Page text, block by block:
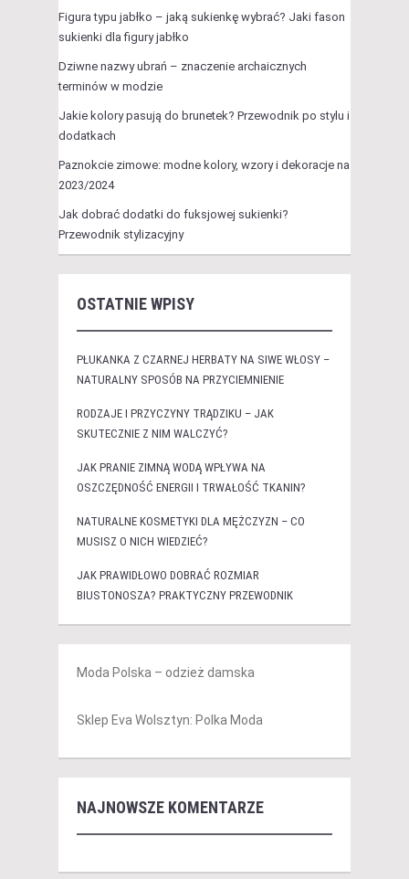
Figura typu jabłko – jaką sukienkę wybrać? Jaki fason
sukienki dla figury jabłko
Dziwne nazwy ubrań – znaczenie archaicznych
terminów w modzie
Jakie kolory pasują do brunetek? Przewodnik po stylu i
dodatkach
Paznokcie zimowe: modne kolory, wzory i dekoracje na
2023/2024
Jak dobrać dodatki do fuksjowej sukienki?
Przewodnik stylizacyjny
OSTATNIE WPISY
PŁUKANKA Z CZARNEJ HERBATY NA SIWE WŁOSY –
NATURALNY SPOSÓB NA PRZYCIEMNIENIE
RODZAJE I PRZYCZYNY TRĄDZIKU – JAK
SKUTECZNIE Z NIM WALCZYĆ?
JAK PRANIE ZIMNĄ WODĄ WPŁYWA NA
OSZCZĘDNOŚĆ ENERGII I TRWAŁOŚĆ TKANIN?
NATURALNE KOSMETYKI DLA MĘŻCZYZN – CO
MUSISZ O NICH WIEDZIEĆ?
JAK PRAWIDŁOWO DOBRAĆ ROZMIAR
BIUSTONOSZA? PRAKTYCZNY PRZEWODNIK
Moda Polska – odzież damska
Sklep Eva Wolsztyn: Polka Moda
NAJNOWSZE KOMENTARZE